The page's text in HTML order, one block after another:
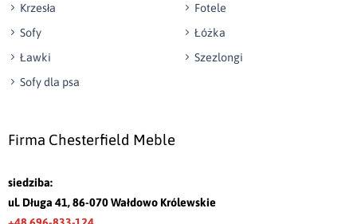
Krzesła
Fotele
Sofy
Łóżka
Ławki
Szezlongi
Sofy dla psa
Firma Chesterfield Meble
siedziba:
ul. Długa 41, 86-070 Wałdowo Królewskie